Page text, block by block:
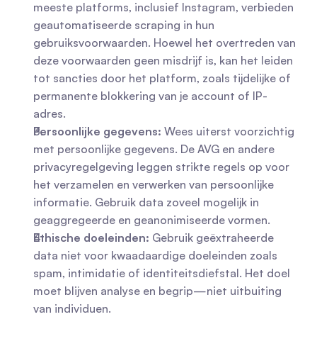
meeste platforms, inclusief Instagram, verbieden
geautomatiseerde scraping in hun
gebruiksvoorwaarden. Hoewel het overtreden van
deze voorwaarden geen misdrijf is, kan het leiden
tot sancties door het platform, zoals tijdelijke of
permanente blokkering van je account of IP-
adres.
Persoonlijke gegevens: Wees uiterst voorzichtig
met persoonlijke gegevens. De AVG en andere
privacyregelgeving leggen strikte regels op voor
het verzamelen en verwerken van persoonlijke
informatie. Gebruik data zoveel mogelijk in
geaggregeerde en geanonimiseerde vormen.
Ethische doeleinden: Gebruik geëxtraheerde
data niet voor kwaadaardige doeleinden zoals
spam, intimidatie of identiteitsdiefstal. Het doel
moet blijven analyse en begrip—niet uitbuiting
van individuen.